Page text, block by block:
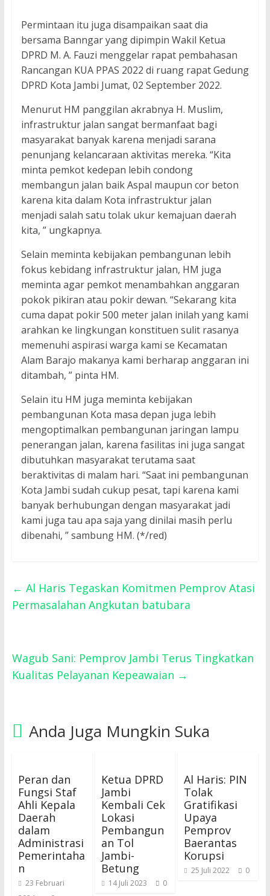
Permintaan itu juga disampaikan saat dia
bersama Banngar yang dipimpin Wakil Ketua
DPRD M. A. Fauzi menggelar rapat pembahasan
Rancangan KUA PPAS 2022 di ruang rapat Gedung
DPRD Kota Jambi Jumat, 02 September 2022.
Menurut HM panggilan akrabnya H. Muslim,
infrastruktur jalan sangat bermanfaat bagi
masyarakat banyak karena menjadi sarana
penunjang kelancaraan aktivitas mereka. “Kita
minta pemkot kedepan lebih condong
membangun jalan baik Aspal maupun cor beton
karena kita dalam Kota infrastruktur jalan
menjadi salah satu tolak ukur kemajuan daerah
kita, ” ungkapnya.
Selain meminta kebijakan pembangunan lebih
fokus kebidang infrastruktur jalan, HM juga
meminta agar pemkot menambahkan anggaran
pokok pikiran atau pokir dewan. “Sekarang kita
cuma dapat pokir 500 meter jalan inilah yang kami
arahkan ke lingkungan konstituen sulit rasanya
memenuhi aspirasi warga kami se Kecamatan
Alam Barajo makanya kami berharap anggaran ini
ditambah, ” pinta HM.
Selain itu HM juga meminta kebijakan
pembangunan Kota masa depan juga lebih
mengoptimalkan pembangunan jaringan lampu
penerangan jalan, karena fasilitas ini juga sangat
dibutuhkan masyarakat terutama saat
beraktivitas di malam hari. “Saat ini pembangunan
Kota Jambi sudah cukup pesat, tapi karena kami
banyak berhubungan dengan masyarakat jadi
kami juga tau apa saja yang dinilai masih perlu
dibenahi, ” sambung HM. (*/red)
← Al Haris Tegaskan Komitmen Pemprov Atasi
Permasalahan Angkutan batubara
Wagub Sani: Pemprov Jambi Terus Tingkatkan
Kualitas Pelayanan Kepeawaian →
Anda Juga Mungkin Suka
Peran dan
Fungsi Staf
Ahli Kepala
Daerah
dalam
Administrasi
Pemerintaha
n
23 Februari
Ketua DPRD
Jambi
Kembali Cek
Lokasi
Pembangun
an Tol
Jambi-
Betung
14 Juli 2023 0
Al Haris: PIN
Tolak
Gratifikasi
Upaya
Pemprov
Baerantas
Korupsi
25 Juli 2022 0